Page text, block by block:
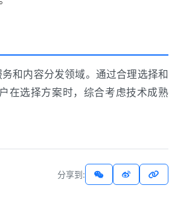
和内容分发领域。通过合理选择和
在选择方案时，综合考虑技术成熟
分享到: